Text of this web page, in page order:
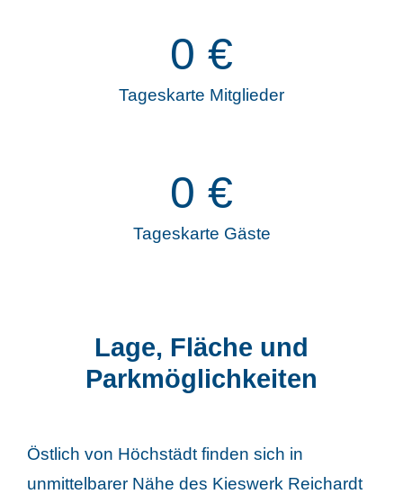
0 €
Tageskarte Mitglieder
0 €
Tageskarte Gäste
Lage, Fläche und
Parkmöglichkeiten
Östlich von Höchstädt finden sich in
unmittelbarer Nähe des Kieswerk Reichardt